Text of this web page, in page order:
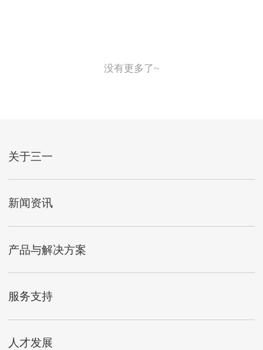
没有更多了~
关于三一
新闻资讯
产品与解决方案
服务支持
人才发展